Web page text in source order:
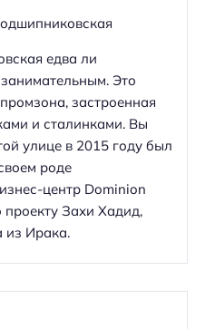
едва ли
Это
застроенная
и сталинками. Вы
улице в 2015 году был
роде
центр Dominion
Захи Хадид,
из Ирака.